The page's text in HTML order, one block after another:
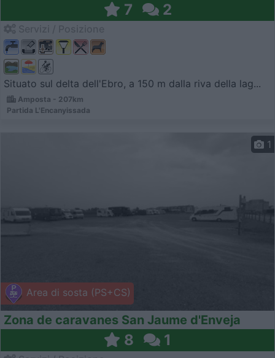
7 2
Situato sul delta dell'Ebro, a 150 m dalla riva della lag...
Amposta - 207km
Partida L'Encanyissada
Area di sosta (PS+CS)
1
Zona de caravanes San Jaume d'Enveja
8 1